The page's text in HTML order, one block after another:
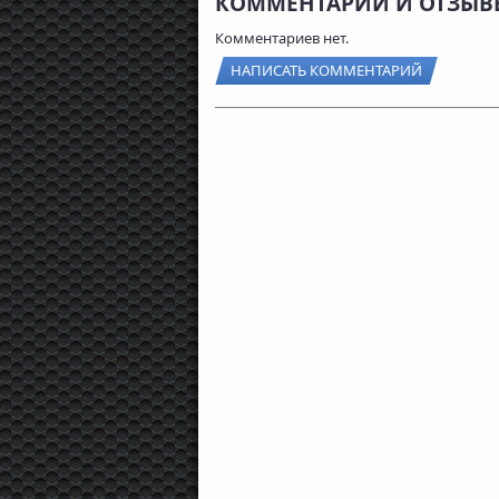
Комментариев нет.
НАПИСАТЬ КОММЕНТАРИЙ